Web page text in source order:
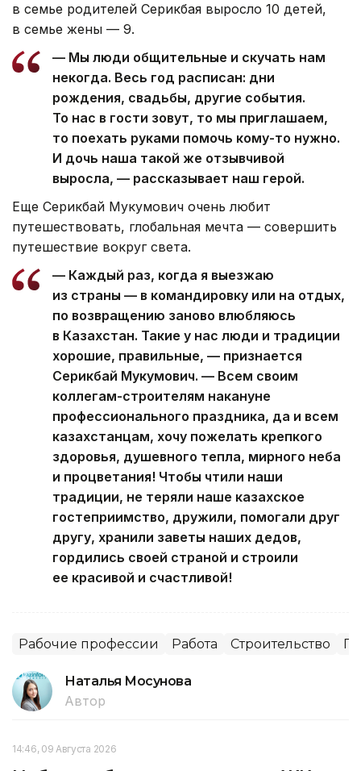
в семье родителей Серикбая выросло 10 детей,
в семье жены — 9.
— Мы люди общительные и скучать нам
некогда. Весь год расписан: дни
рождения, свадьбы, другие события.
То нас в гости зовут, то мы приглашаем,
то поехать руками помочь кому-то нужно.
И дочь наша такой же отзывчивой
выросла, — рассказывает наш герой.
Еще Серикбай Мукумович очень любит
путешествовать, глобальная мечта — совершить
путешествие вокруг света.
— Каждый раз, когда я выезжаю
из страны — в командировку или на отдых,
по возвращению заново влюбляюсь
в Казахстан. Такие у нас люди и традиции
хорошие, правильные, — признается
Серикбай Мукумович. — Всем своим
коллегам-строителям накануне
профессионального праздника, да и всем
казахстанцам, хочу пожелать крепкого
здоровья, душевного тепла, мирного неба
и процветания! Чтобы чтили наши
традиции, не теряли наше казахское
гостеприимство, дружили, помогали друг
другу, хранили заветы наших дедов,
гордились своей страной и строили
ее красивой и счастливой!
Рабочие профессии Работа Строительство
Наталья Мосунова
Автор
14:46, 09 Августа 2026